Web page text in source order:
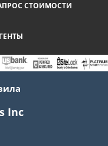
СТОИМОСТИ
Inc